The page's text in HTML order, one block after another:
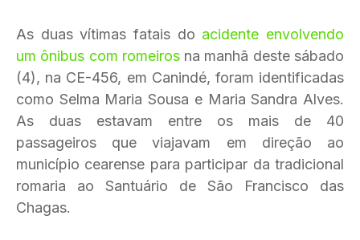
As duas vítimas fatais do acidente envolvendo
um ônibus com romeirosna manhã deste sábado
(4), na CE-456, em Canindé, foram identificadas
como Selma Maria Sousa e Maria Sandra Alves.
As duas estavam entre os mais de 40
passageiros que viajavam em direção ao
município cearense para participar da tradicional
romaria ao Santuário de São Francisco das
Chagas.